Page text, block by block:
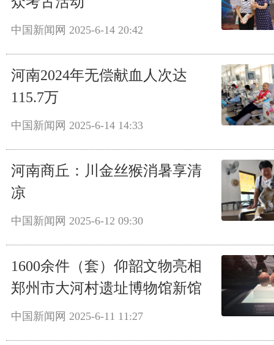
中国新闻网 2025-6-14 20:42
河南2024年无偿献血人次达
115.7万
中国新闻网 2025-6-14 14:33
河南商丘：川金丝猴消暑享清
凉
中国新闻网 2025-6-12 09:30
1600余件（套）仰韶文物亮相
郑州市大河村遗址博物馆新馆
中国新闻网 2025-6-11 11:27